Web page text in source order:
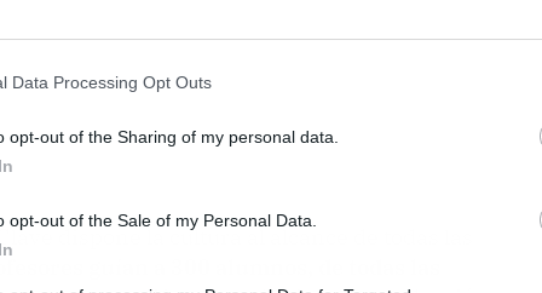
Data Processing Opt Outs
opt-out of the Sharing of my personal data.
opt-out of the Sale of my Personal Data.
dispone la cultura al alcance de todas las
guían a 300 alumnos, de todas las